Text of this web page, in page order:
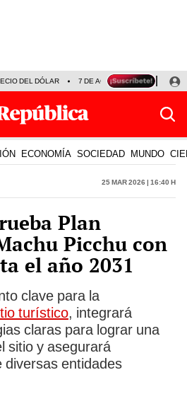
DEL DÓLAR 7 DE AGOSTO OLLANTA
ECONOMÍA SOCIEDAD MUNDO
25 Mar 2026 | 16:40 h
Plan
Picchu con
el año 2031
clave para la
turístico, integrará
claras para lograr una
sitio y asegurará
entidades